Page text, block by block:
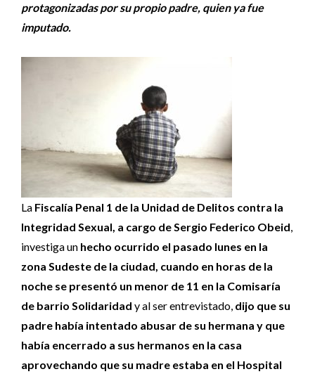
protagonizadas por su propio padre, quien ya fue
imputado.
La Fiscalía Penal 1 de la Unidad de Delitos contra la
Integridad Sexual, a cargo de Sergio Federico Obeid,
investiga un hecho ocurrido el pasado lunes en la
zona Sudeste de la ciudad, cuando en horas de la
noche se presentó un menor de 11 en la Comisaría
de barrio Solidaridad y al ser entrevistado, dijo que su
padre había intentado abusar de su hermana y que
había encerrado a sus hermanos en la casa
aprovechando que su madre estaba en el Hospital